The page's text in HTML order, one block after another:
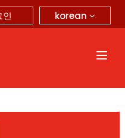
korean
인